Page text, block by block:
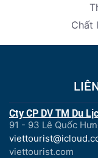
Chất
Cty CP DV TM Du
91 - 93 Lê Quốc
viettourist.com